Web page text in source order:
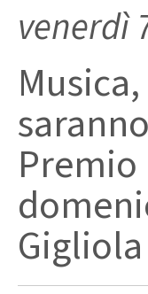
venerdì